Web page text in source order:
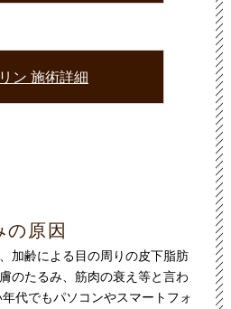
ン 施術詳細
の原因
加齢による目の周りの皮下脂肪
のたるみ、筋肉の衰え等と言わ
代でもパソコンやスマートフォ